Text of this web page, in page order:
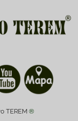
TEREM®